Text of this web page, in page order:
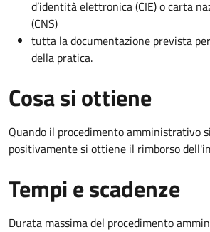
d’identità elettronica (CIE) o carta
(CNS)
tutta la documentazione prevista
della pratica.
Cosa si ottiene
Quando il procedimento amministrativo
positivamente si ottiene il rimborso
Tempi e scadenze
Durata massima del procedimento